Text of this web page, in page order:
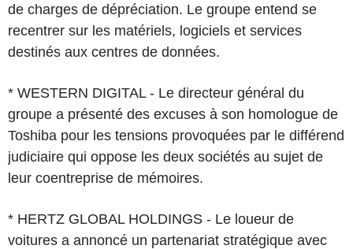
de charges de dépréciation. Le groupe entend se
recentrer sur les matériels, logiciels et services
destinés aux centres de données.
* WESTERN DIGITAL - Le directeur général du
groupe a présenté des excuses à son homologue de
Toshiba pour les tensions provoquées par le différend
judiciaire qui oppose les deux sociétés au sujet de
leur coentreprise de mémoires.
* HERTZ GLOBAL HOLDINGS - Le loueur de
voitures a annoncé un partenariat stratégique avec